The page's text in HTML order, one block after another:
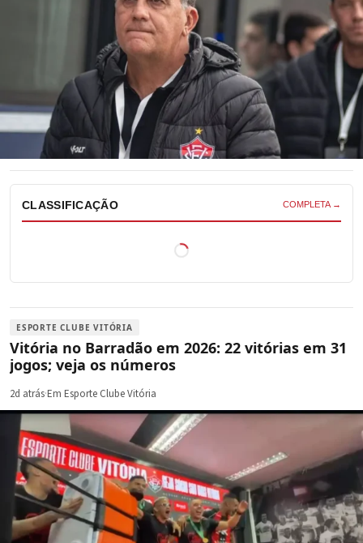
CLASSIFICAÇÃO COMPLETA →
ESPORTE CLUBE VITÓRIA
Vitória no Barradão em 2026: 22 vitórias em 31
jogos; veja os números
2d atrás·Em Esporte Clube Vitória